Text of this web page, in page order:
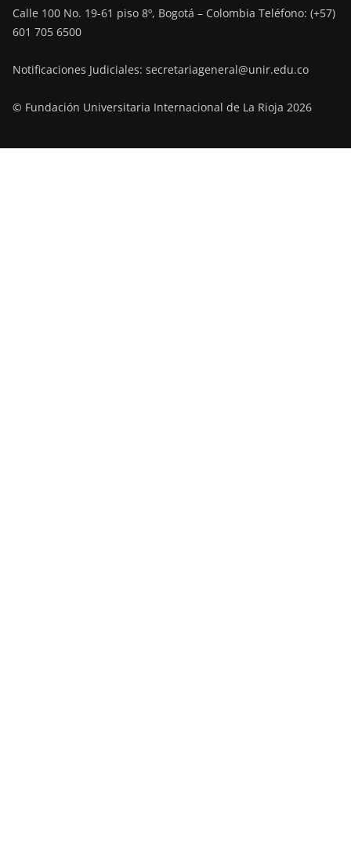
Calle 100 No. 19-61 piso 8º, Bogotá – Colombia Teléfono: (+57)
601 705 6500
Notificaciones Judiciales: secretariageneral@unir.edu.co
© Fundación Universitaria Internacional de La Rioja 2026